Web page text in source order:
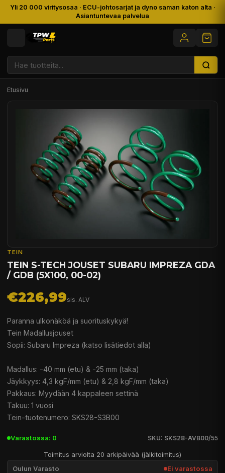
Yli 20 000 viritysosaa · ECU-johtosarjat ja dyno saman katon alta ·
Asiantuntevaa palvelua
Etusivu
TEIN
TEIN S-TECH JOUSET SUBARU IMPREZA GDA
/ GDB (5X100, 00-02)
€226,99sis. ALV
Paranna ulkonäköä ja suorituskykyä!
Tein Madallusjouset
Sopii: Subaru Impreza (katso lisätiedot alla)
Madallus: -40 mm (etu) & -25 mm (taka)
Jäykkyys: 4,3 kgF/mm (etu) & 2,8 kgF/mm (taka)
Pakkaus: Myydään 4 kappaleen settinä
Takuu: 1 vuosi
Tein-tuotenumero: SKS28-S3B00
Varastossa: 0 SKU: SKS28-AVB00/55
Toimitus arviolta 20 arkipäivää (jälkitoimitus)
Oulun Varasto Ei varastossa